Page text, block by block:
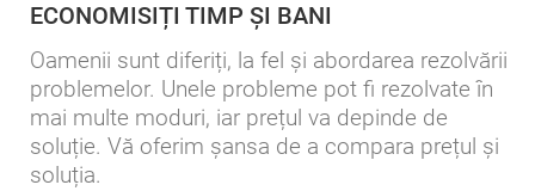
ECONOMISIȚI TIMP ȘI BANI
Oamenii sunt diferiți, la fel și abordarea rezolvării
problemelor. Unele probleme pot fi rezolvate în
mai multe moduri, iar prețul va depinde de
soluție. Vă oferim șansa de a compara prețul și
soluția.